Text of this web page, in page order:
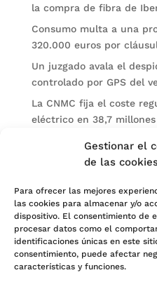
Gestionar el
de las
Para ofrecer las mejores
las cookies para almacenar y/o
dispositivo. El consentimiento de
procesar datos como el
identificaciones únicas en este
consentimiento, puede afectar
características y funciones.
la compra de fibra de
Consumo multa a una
320.000 euros por
Un juzgado avala el
controlado por GPS del
La CNMC fija el coste
eléctrico en 38,7 millones
El BOE publica
Categorías
Actualidad
Noticias Jurídicas
Subastas